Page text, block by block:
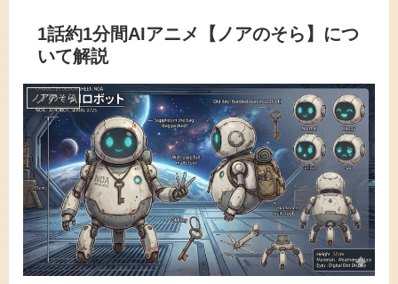
1話約1分間AIアニメ【ノアのそら】につ
いて解説
ノアのそら